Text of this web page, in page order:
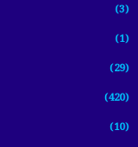
(3)
(1)
(29)
(420)
(10)